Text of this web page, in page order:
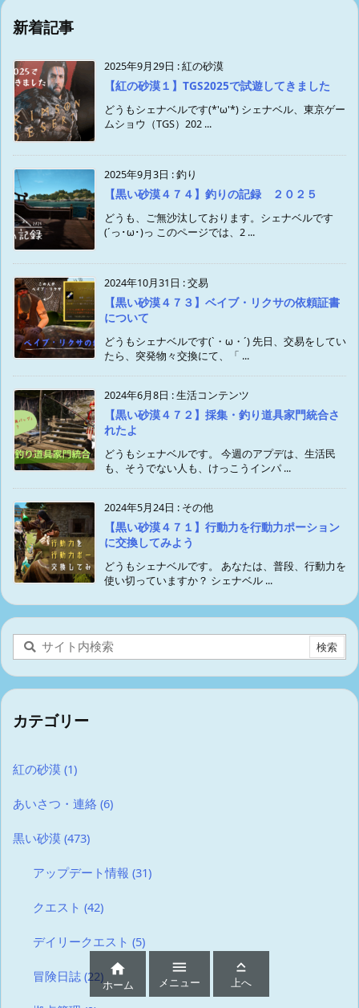
新着記事
2025年9月29日 :紅の砂漠
【紅の砂漠１】TGS2025で試遊してきました
どうもシェナベルです(*'ω'*) シェナベル、東京ゲー
ムショウ（TGS）202 ...
2025年9月3日 :釣り
【黒い砂漠４７４】釣りの記録 ２０２５
どうも、ご無沙汰しております。シェナベルです
(´っ･ω･)っ このページでは、2 ...
2024年10月31日 :交易
【黒い砂漠４７３】ベイブ・リクサの依頼証書
について
どうもシェナベルです(`・ω・´) 先日、交易をしてい
たら、突発物々交換にて、「 ...
2024年6月8日 :生活コンテンツ
【黒い砂漠４７２】採集・釣り道具家門統合さ
れたよ
どうもシェナベルです。 今週のアプデは、生活民
も、そうでない人も、けっこうインパ ...
2024年5月24日 : その他
【黒い砂漠４７１】行動力を行動力ポーション
に交換してみよう
どうもシェナベルです。 あなたは、普段、行動力を
使い切っていますか？ シェナベル ...
カテゴリー
紅の砂漠 (1)
あいさつ・連絡 (6)
黒い砂漠 (473)
アップデート情報 (31)
クエスト (42)
デイリークエスト (5)
冒険日誌 (22) 
ホーム

メニュー

上へ